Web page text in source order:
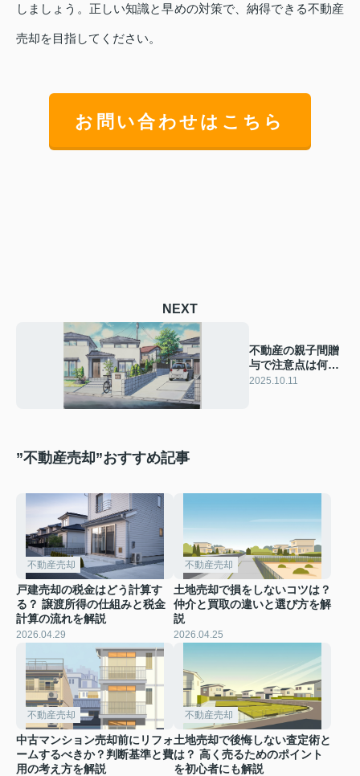
しましょう。正しい知識と早めの対策で、納得できる不動産
売却を目指してください。
お問い合わせはこちら
NEXT
不動産の親子間贈
与で注意点は何
か？税金や手続き
2025.10.11
”不動産売却”おすすめ記事
不動産売却
戸建売却の税金はどう計算す
る？ 譲渡所得の仕組みと税金
計算の流れを解説
2026.04.29
不動産売却
土地売却で損をしないコツは？
仲介と買取の違いと選び方を解
説
2026.04.25
不動産売却
中古マンション売却前にリフォ
ームするべきか？判断基準と費
用の考え方を解説
不動産売却
土地売却で後悔しない査定術と
は？ 高く売るためのポイント
を初心者にも解説